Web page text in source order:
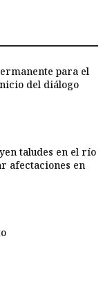
para el
del diálogo
taludes en el río
afectaciones en